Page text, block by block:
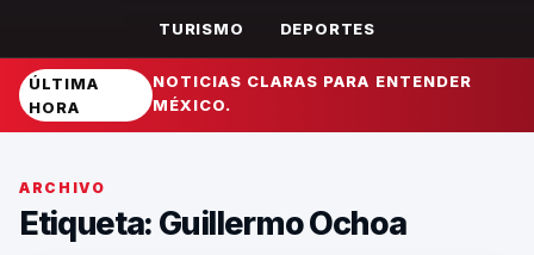
TURISMO DEPORTES
ÚLTIMA
HORA
NOTICIAS CLARAS PARA ENTENDER
MÉXICO.
ARCHIVO
Etiqueta: Guillermo Ochoa